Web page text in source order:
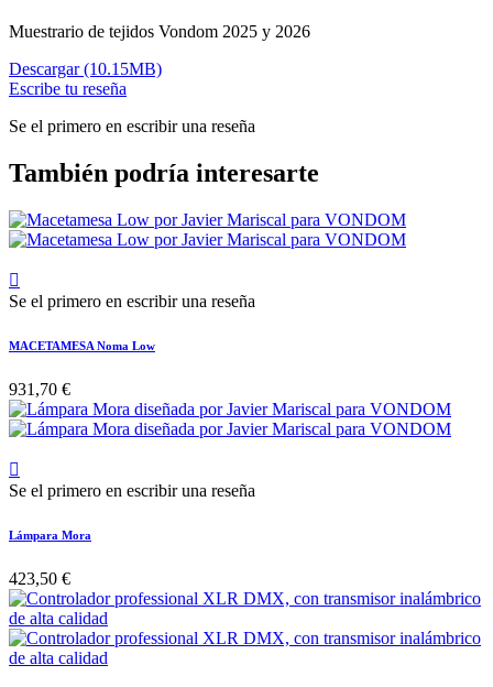
Muestrario de tejidos Vondom 2025 y 2026
Descargar (10.15MB)
Escribe tu reseña
Se el primero en escribir una reseña
También podría interesarte

Se el primero en escribir una reseña
MACETAMESA Noma Low
931,70 €

Se el primero en escribir una reseña
Lámpara Mora
423,50 €